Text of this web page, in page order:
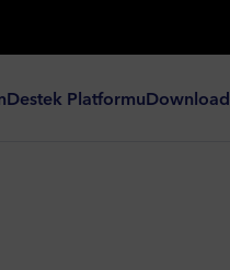
Destek PlatformuDownload